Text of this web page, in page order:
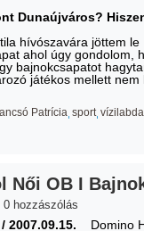
Dunaújváros?
hívószavára jöttem
ahol úgy gondolom,
bajnokcsapatot
játékos mellett
Patrícia sport vízilabda
Női OB I
0 hozzászólás
2007.09.15.
Domino